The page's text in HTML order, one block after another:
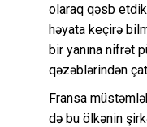
olaraq qəsb
həyata keçirə
bir yanına nifrət
qəzəblərindən
Fransa
də bu ölkənin